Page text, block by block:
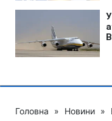
Головна » Новини »